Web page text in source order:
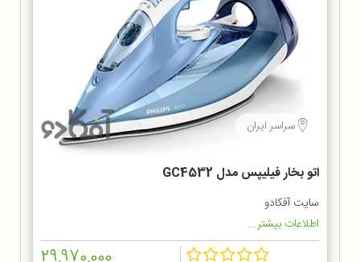
سراسر ایران
اتو بخار فیلیپس مدل GC4532
سایت آفکادو
اطلاعات بیشتر...